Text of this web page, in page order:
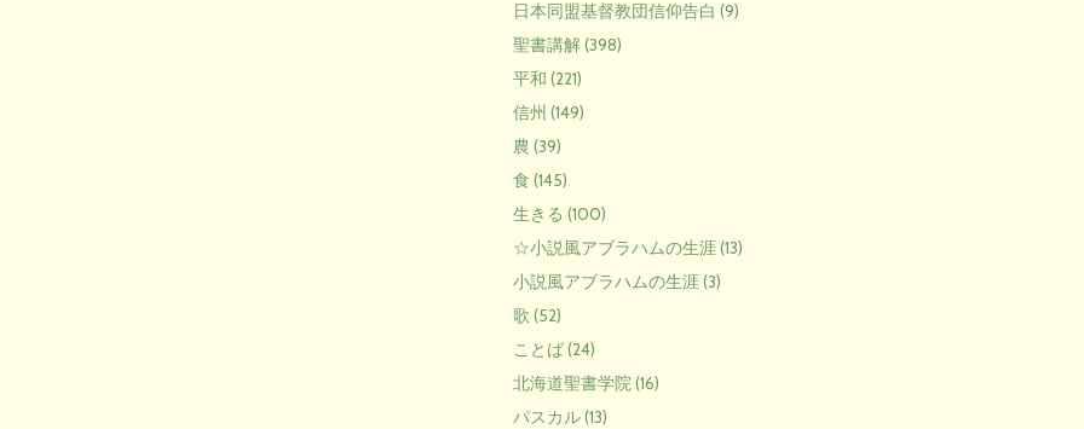
日本同盟基督教団信仰告白 (9)
聖書講解 (398)
平和 (221)
信州 (149)
農 (39)
食 (145)
生きる (100)
☆小説風アブラハムの生涯 (13)
小説風アブラハムの生涯 (3)
歌 (52)
ことば (24)
北海道聖書学院 (16)
パスカル (13)